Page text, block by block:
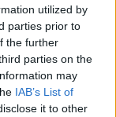
utilized by
parties prior to
the further
parties on the
may
IAB’s List of
it to other
bråkar 10 svar
iGenerell